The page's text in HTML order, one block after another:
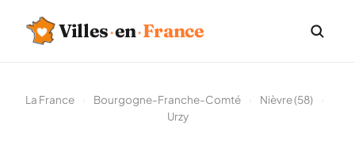
Villes·en·France
La France Bourgogne-Franche-Comté Nièvre (58)
Urzy